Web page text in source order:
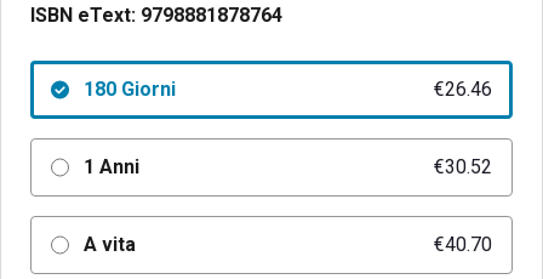
ISBN eText: 9798881878764
180 Giorni €26.46
1 Anni €30.52
A vita €40.70